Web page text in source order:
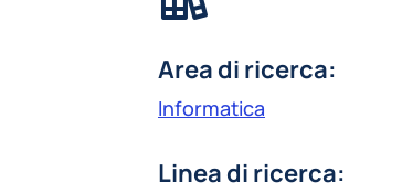
Area di ricerca:
Informatica
Linea di ricerca: